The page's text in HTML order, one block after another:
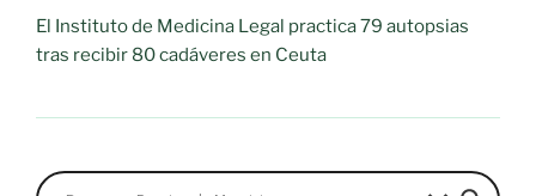
El Instituto de Medicina Legal practica 79 autopsias
tras recibir 80 cadáveres en Ceuta